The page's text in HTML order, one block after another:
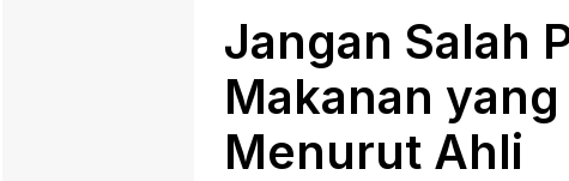
Jangan Salah
Makanan yang
Menurut Ahli